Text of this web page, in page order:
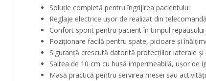
Soluție completă pentru îngrijirea pacientului
Reglaje electrice ușor de realizat din telecomandă
Confort sporit pentru pacient în timpul
Poziționare facilă pentru spate, picioare și
Siguranță crescută datorită protecțiilor laterale
Saltea de 10 cm cu husă impermeabilă, ușor de
Masă practică pentru servirea mesei sau